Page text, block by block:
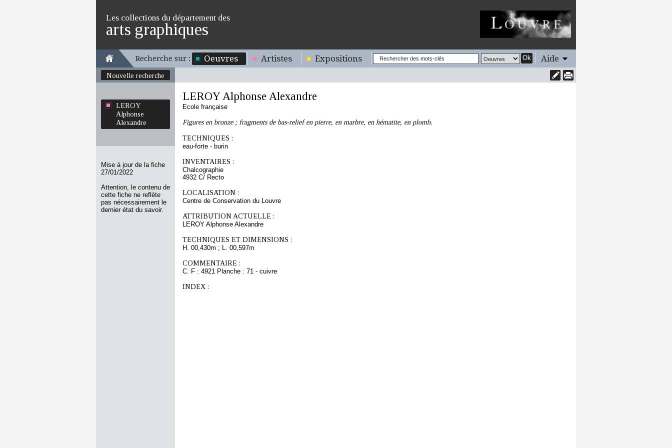
Les collections du département des
arts graphiques
Recherche sur : Oeuvres Artistes Expositions Ok Aide
Nouvelle recherche
LEROY
Alphonse
Alexandre
Mise à jour de la fiche
27/01/2022
Attention, le contenu de
cette fiche ne reflète
pas nécessairement le
dernier état du savoir.
LEROY Alphonse Alexandre
Ecole française
Figures en bronze ; fragments de bas-relief en pierre, en marbre, en hématite, en plomb.
TECHNIQUES :
eau-forte - burin
INVENTAIRES :
Chalcographie
4932 C/ Recto
LOCALISATION :
Centre de Conservation du Louvre
ATTRIBUTION ACTUELLE :
LEROY Alphonse Alexandre
TECHNIQUES ET DIMENSIONS :
H. 00,430m ; L. 00,597m
COMMENTAIRE :
C. F : 4921 Planche : 71 - cuivre
INDEX :